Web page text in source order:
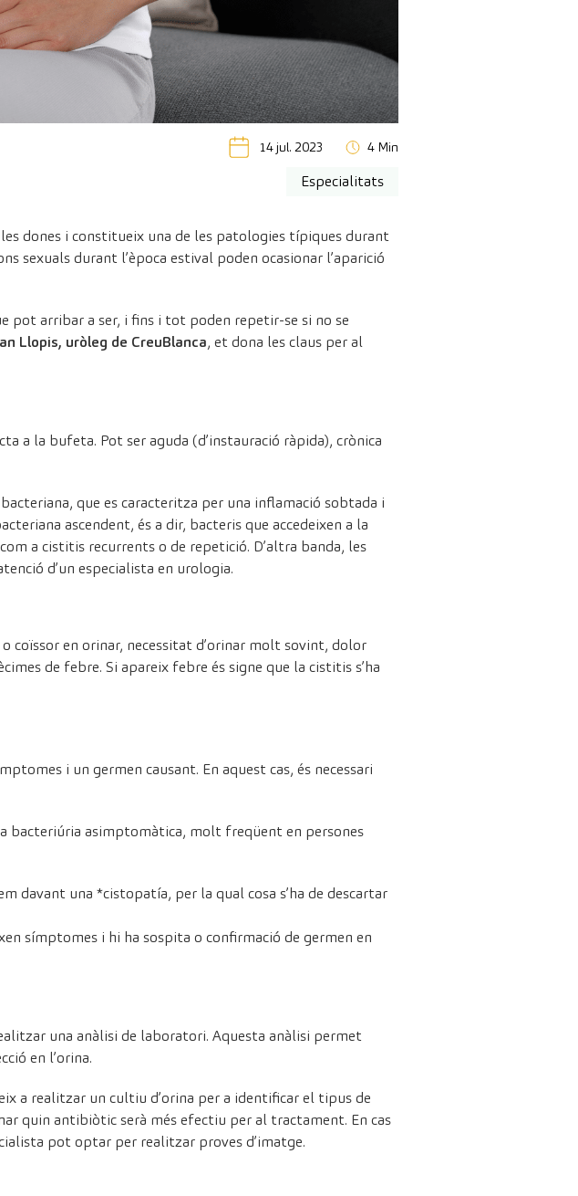
14 jul. 2023 4 Min
Especialitats
dones i constitueix una de les patologies típiques durant
sexuals durant l’època estival poden ocasionar l’aparició
pot arribar a ser, i fins i tot poden repetir-se si no se
Llopis, uròleg de CreuBlanca, et dona les claus per al
a la bufeta. Pot ser aguda (d’instauració ràpida), crònica
que es caracteritza per una inflamació sobtada i
ascendent, és a dir, bacteris que accedeixen a la
a cistitis recurrents o de repetició. D’altra banda, les
d’un especialista en urologia.
coïssor en orinar, necessitat d’orinar molt sovint, dolor
de febre. Si apareix febre és signe que la cistitis s’ha
i un germen causant. En aquest cas, és necessari
bacteriúria asimptomàtica, molt freqüent en persones
davant una *cistopatía, per la qual cosa s’ha de descartar
símptomes i hi ha sospita o confirmació de germen en
una anàlisi de laboratori. Aquesta anàlisi permet
en l’orina.
a realitzar un cultiu d’orina per a identificar el tipus de
quin antibiòtic serà més efectiu per al tractament. En cas
pot optar per realitzar proves d’imatge.